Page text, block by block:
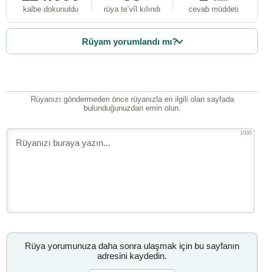
kalbe dokunuldu rüya te’vîl kılındı
cevab müddeti
Rüyam yorumlandı mı?
Rüyanızı göndermeden önce rüyanızla en ilgili olan sayfada
bulunduğunuzdan emin olun.
1000
Rüya yorumunuza daha sonra ulaşmak için bu sayfanın
adresini kaydedin.